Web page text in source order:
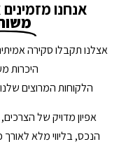
אנחנו
אצלנו תקבלו סקירה
היכרות
הלקוחות המרוצים
אפיון מדויק של
הנכס, בליווי מלא